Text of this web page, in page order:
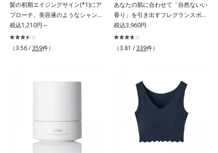
髪の初期エイジングサイン(*1)にア
プローチ。美容液のようなシャンプ
ー＆コンディショナーで触れていた
くなるうるツヤ髪へ。「髪のうねり
が気になる」「乾燥してパサつく」
おいで満たす成分で、髪も地肌も贅
沢にケアします。さらにうるおいを
税込1,210円～
（3.56 /359件）
あなたの肌に合わせて「自然ないい
香り」を引き出すフレグランスボデ
ィオイル。「へレナス」は、スキン
ケアに強みのあるオルビスとフレグ
ランスを愛するセントピアによる共
ボディオイルです。フレグランスと
いっても、ただいい香りをまとうだ
けではありません。「ヘレナス」で
は一人ひとりが持つ肌の香り「スキ
ンセント」に着目。それぞれの個性
であるスキンセントを他の香りで覆
税込3,960円
（3.81 /339件）